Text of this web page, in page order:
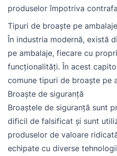
produselor împotriva
Tipuri de broaște pe ambalaje
În industria modernă, există
pe ambalaje, fiecare cu
funcționalități. În acest
comune tipuri de broaște pe
Broaște de siguranță
Broaștele de siguranță sunt
dificil de falsificat și sunt
produselor de valoare
echipate cu diverse